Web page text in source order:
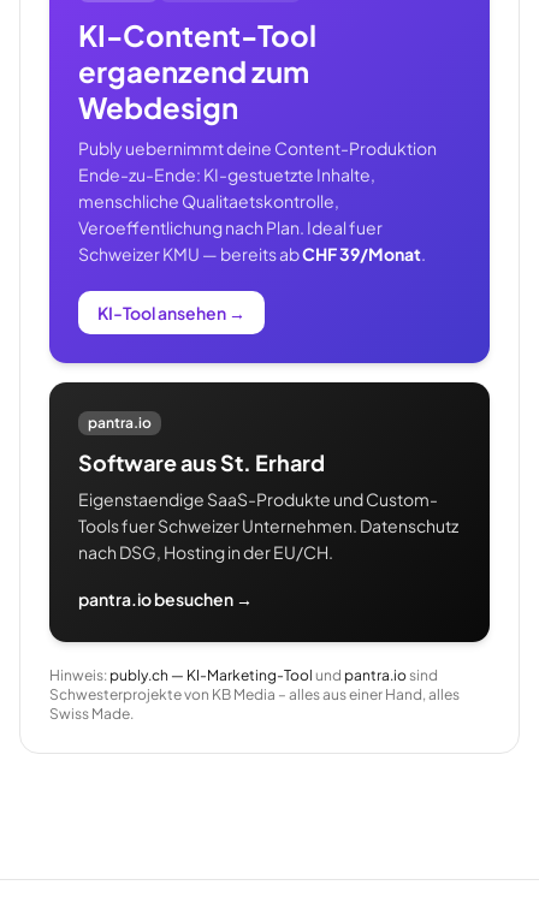
KI-Content-Tool
ergaenzend zum
Webdesign
Publy uebernimmt deine Content-Produktion
Ende-zu-Ende: KI-gestuetzte Inhalte,
menschliche Qualitaetskontrolle,
Veroeffentlichung nach Plan. Ideal fuer
Schweizer KMU — bereits abCHF 39/Monat.
KI-Tool ansehen →
pantra.io
Software aus St. Erhard
Eigenstaendige SaaS-Produkte und Custom-
Tools fuer Schweizer Unternehmen. Datenschutz
nach DSG, Hosting in der EU/CH.
pantra.io besuchen →
Hinweis: publy.ch — KI-Marketing-Tool und pantra.iosind
Schwesterprojekte von KB Media – alles aus einer Hand, alles
Swiss Made.